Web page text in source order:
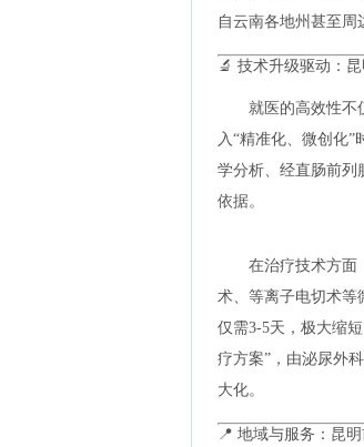
自云南各地州甚至周
🔬 技术升级驱动：
就医的高效性不
入“精准化、微创化”
学分析、经直肠前列
依据。
在治疗技术方面
术、等离子电切术等
仅需3-5天，极大缩
疗方案”，由泌尿外
大化。
📍 地域与服务：昆